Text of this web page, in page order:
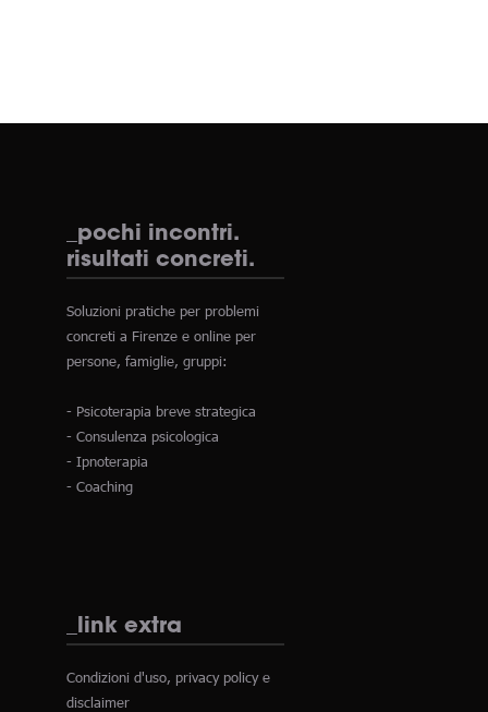
_pochi incontri.
risultati concreti.
Soluzioni pratiche per problemi
concreti a Firenze e online per
persone, famiglie, gruppi:
- Psicoterapia breve strategica
- Consulenza psicologica
- Ipnoterapia
- Coaching
_link extra
Condizioni d'uso, privacy policy e
disclaimer